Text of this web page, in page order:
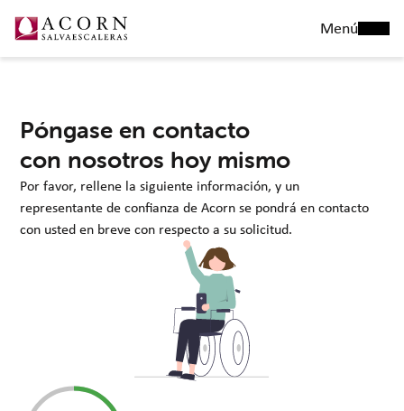
Menú
Póngase en contacto
con nosotros hoy mismo
Por favor, rellene la siguiente información, y un
representante de confianza de Acorn se pondrá en contacto
con usted en breve con respecto a su solicitud.